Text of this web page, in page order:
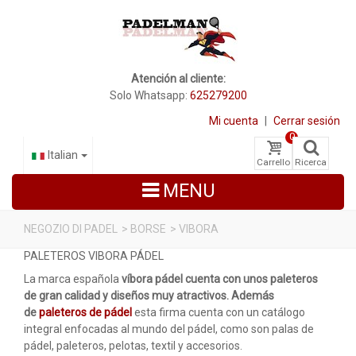
Atención al cliente:
Solo Whatsapp: 625279200
Mi cuenta Cerrar sesión
Carrello
0
Ricerca
Italian
MENU
RACCHETTE DA PADEL
SCARPE PADEL
BORSE
NEGOZIO DI PADEL > BORSE > VIBORA
PALETEROS VIBORA PÁDEL
La marca españolavíbora pádel cuenta con unos paleteros
de gran calidad y diseños muy atractivos. Además
depaleteros de pádel esta firma cuenta con un catálogo
integral enfocadas al mundo del pádel, como son palas de
pádel, paleteros, pelotas, textil y accesorios.